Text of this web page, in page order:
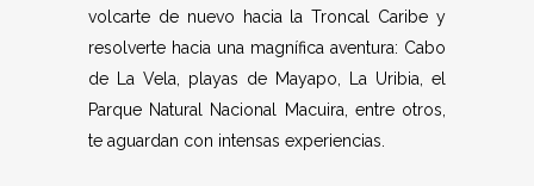
volcarte de nuevo hacia la Troncal Caribe y
resolverte hacia una magnífica aventura: Cabo
de La Vela, playas de Mayapo, La Uribia, el
Parque Natural Nacional Macuira, entre otros,
te aguardan con intensas experiencias.